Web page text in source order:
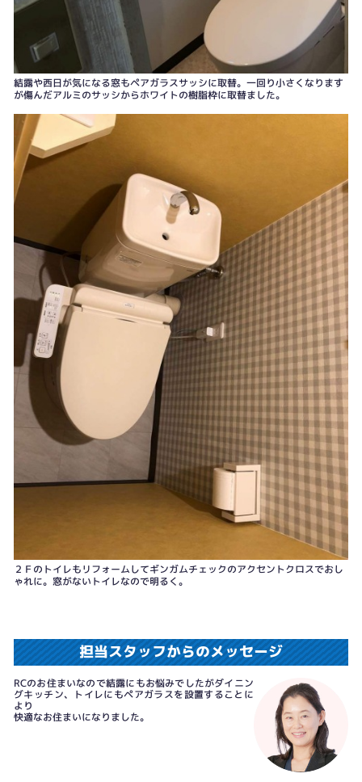
結露や西日が気になる窓もペアガラスサッシに取替。一回り小さくなります
が傷んだアルミのサッシからホワイトの樹脂枠に取替ました。
２Ｆのトイレもリフォームしてギンガムチェックのアクセントクロスでおし
ゃれに。窓がないトイレなので明るく。
担当スタッフからのメッセージ
RCのお住まいなので結露にもお悩みでしたがダイニン
グキッチン、トイレにもペアガラスを設置することに
より
快適なお住まいになりました。